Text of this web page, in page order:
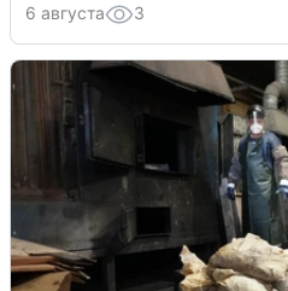
6 августа 3